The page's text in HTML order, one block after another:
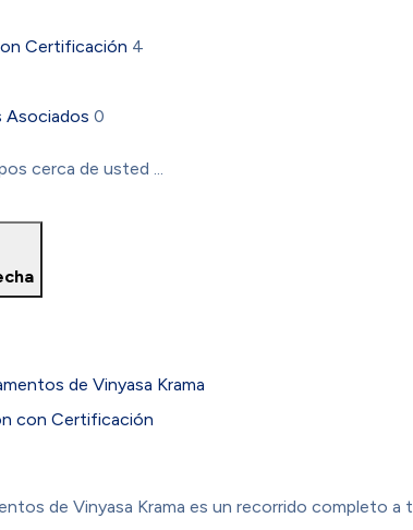
Certificación 4
Asociados0
cerca de usted ...
de Vinyasa Krama
con Certificación
de Vinyasa Krama es un recorrido completo